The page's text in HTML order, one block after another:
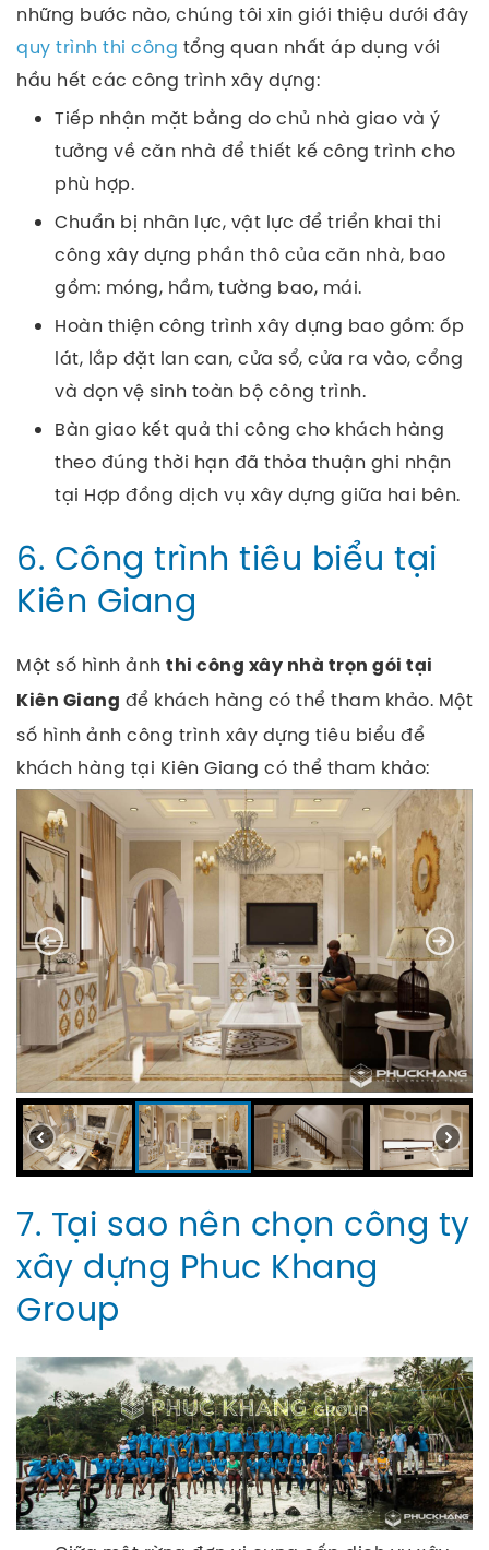
những bước nào, chúng tôi xin giới thiệu dưới đây
quy trình thi công tổng quan nhất áp dụng với
hầu hết các công trình xây dựng:
Tiếp nhận mặt bằng do chủ nhà giao và ý
tưởng về căn nhà để thiết kế công trình cho
phù hợp.
Chuẩn bị nhân lực, vật lực để triển khai thi
công xây dựng phần thô của căn nhà, bao
gồm: móng, hầm, tường bao, mái.
Hoàn thiện công trình xây dựng bao gồm: ốp
lát, lắp đặt lan can, cửa sổ, cửa ra vào, cổng
và dọn vệ sinh toàn bộ công trình.
Bàn giao kết quả thi công cho khách hàng
theo đúng thời hạn đã thỏa thuận ghi nhận
tại Hợp đồng dịch vụ xây dựng giữa hai bên.
6. Công trình tiêu biểu tại
Kiên Giang
Một số hình ảnh thi công xây nhà trọn gói tại
Kiên Giang để khách hàng có thể tham khảo. Một
số hình ảnh công trình xây dựng tiêu biểu để
khách hàng tại Kiên Giang có thể tham khảo:
7. Tại sao nên chọn công ty
xây dựng Phuc Khang
Group